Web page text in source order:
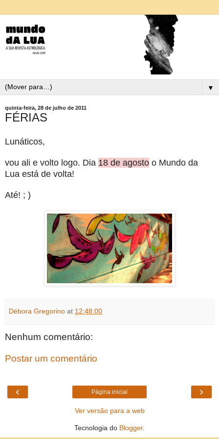
▼
quinta-feira, 28 de julho de 2011
FÉRIAS
Lunáticos,
vou ali e volto logo. Dia 18 de agosto o Mundo da
Lua está de volta!
Até! ; )
Débora Gregorino at 12:48:00
Nenhum comentário:
Postar um comentário
‹ ›
Página inicial
Ver versão para a web
Tecnologia do Blogger.